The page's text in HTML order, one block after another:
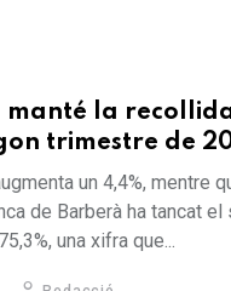
manté la
trimestre de
un 4,4%, mentre
de Barberà ha tancat
una xifra que...